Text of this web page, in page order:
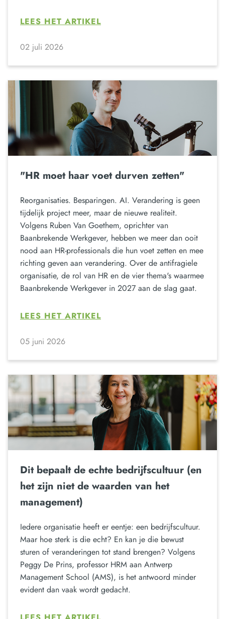
LEES HET ARTIKEL
02 juli 2026
"HR moet haar voet durven zetten"
Reorganisaties. Besparingen. AI. Verandering is geen
tijdelijk project meer, maar de nieuwe realiteit.
Volgens Ruben Van Goethem, oprichter van
Baanbrekende Werkgever, hebben we meer dan ooit
nood aan HR-professionals die hun voet zetten en mee
richting geven aan verandering. Over de antifragiele
organisatie, de rol van HR en de vier thema's waarmee
Baanbrekende Werkgever in 2027 aan de slag gaat.
LEES HET ARTIKEL
05 juni 2026
Dit bepaalt de echte bedrijfscultuur (en
het zijn niet de waarden van het
management)
Iedere organisatie heeft er eentje: een bedrijfscultuur.
Maar hoe sterk is die echt? En kan je die bewust
sturen of veranderingen tot stand brengen? Volgens
Peggy De Prins, professor HRM aan Antwerp
Management School (AMS), is het antwoord minder
evident dan vaak wordt gedacht.